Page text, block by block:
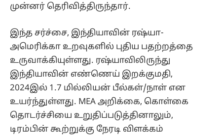
முன்னர் தெரிவித்திருந்தார்.
இந்த சர்ச்சை, இந்தியாவின் ரஷ்யா-
அமெரிக்கா உறவுகளில் புதிய பதற்றத்தை
உருவாக்கியுள்ளது. ரஷ்யாவிலிருந்து
இந்தியாவின் எண்ணெய் இறக்குமதி,
2024இல் 1.7 மில்லியன் பீல்கள்/நாள் என
உயர்ந்துள்ளது. MEA அறிக்கை, கொள்கை
தொடர்ச்சியை உறுதிப்படுத்தினாலும்,
டிரம்பின் கூற்றுக்கு நேரடி விளக்கம்